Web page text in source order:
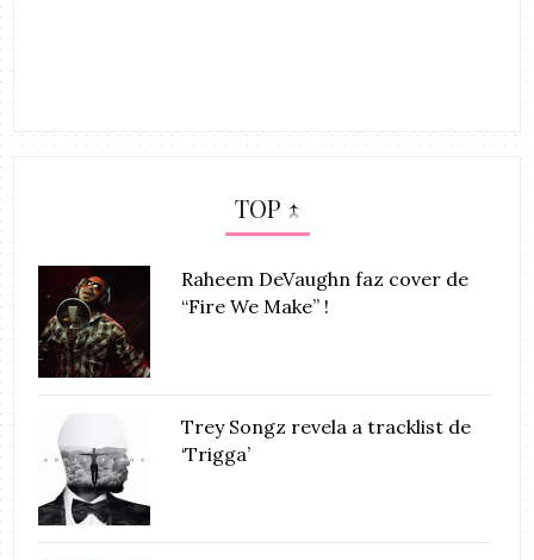
TOP ↑
Raheem DeVaughn faz cover de
“Fire We Make” !
Trey Songz revela a tracklist de
‘Trigga’